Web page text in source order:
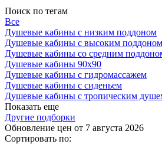
Поиск по тегам
Все
Душевые кабины с низким поддоном
Душевые кабины с высоким поддоном
Душевые кабины со средним
Душевые кабины 90х90
Душевые кабины с гидромассажем
Душевые кабины с сиденьем
Душевые кабины с тропическим
Показать еще
Другие подборки
Обновление цен от 7 августа 2026
Сортировать по: